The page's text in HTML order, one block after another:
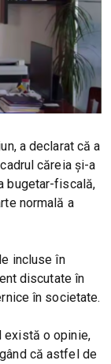
a declarat că a
căreia și-a
bugetar-fiscală,
normală a
incluse în
discutate în
în societate.
există o opinie,
că astfel de